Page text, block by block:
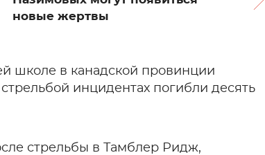
новые жертвы
школе в канадской провинции
инцидентах погибли десять
стрельбы в Тамблер Ридж,